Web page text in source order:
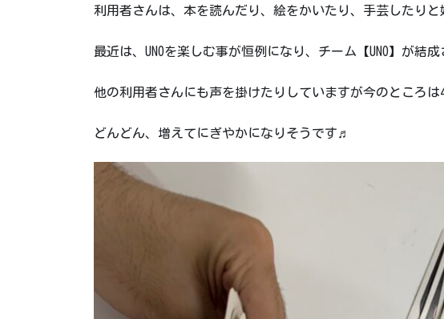
利用者さんは、本を読んだり、絵をかいたり、手芸したりと
最近は、UNOを楽しむ事が恒例になり、チーム【UNO】が結成
他の利用者さんにも声を掛けたりしていますが今のところ
どんどん、増えてにぎやかになりそうです♬